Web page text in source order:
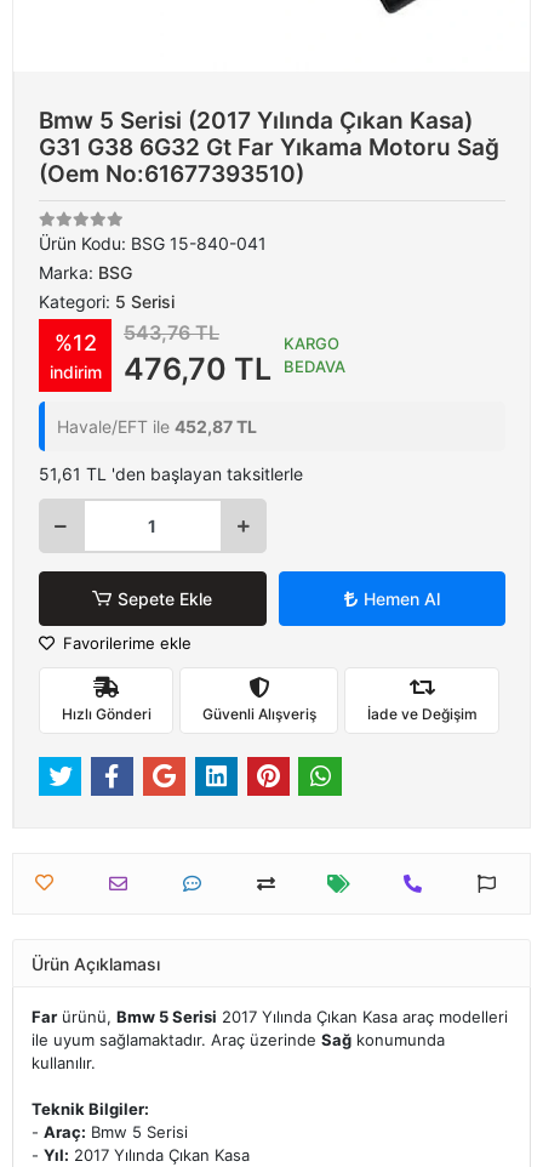
Bmw 5 Serisi (2017 Yılında Çıkan Kasa)
G31 G38 6G32 Gt Far Yıkama Motoru Sağ
(Oem No:61677393510)
Ürün Kodu: BSG 15-840-041
Marka: BSG
Kategori: 5 Serisi
%12
indirim
543,76 TL
476,70 TL
KARGO
BEDAVA
Havale/EFT ile 452,87 TL
51,61 TL 'den başlayan taksitlerle
Sepete Ekle Hemen Al
Favorilerime ekle
Hızlı Gönderi Güvenli Alışveriş İade ve Değişim
Ürün Açıklaması
Far ürünü, Bmw 5 Serisi 2017 Yılında Çıkan Kasa araç modelleri
ile uyum sağlamaktadır. Araç üzerinde Sağ konumunda
kullanılır.
Teknik Bilgiler:
- Araç: Bmw 5 Serisi
- Yıl: 2017 Yılında Çıkan Kasa